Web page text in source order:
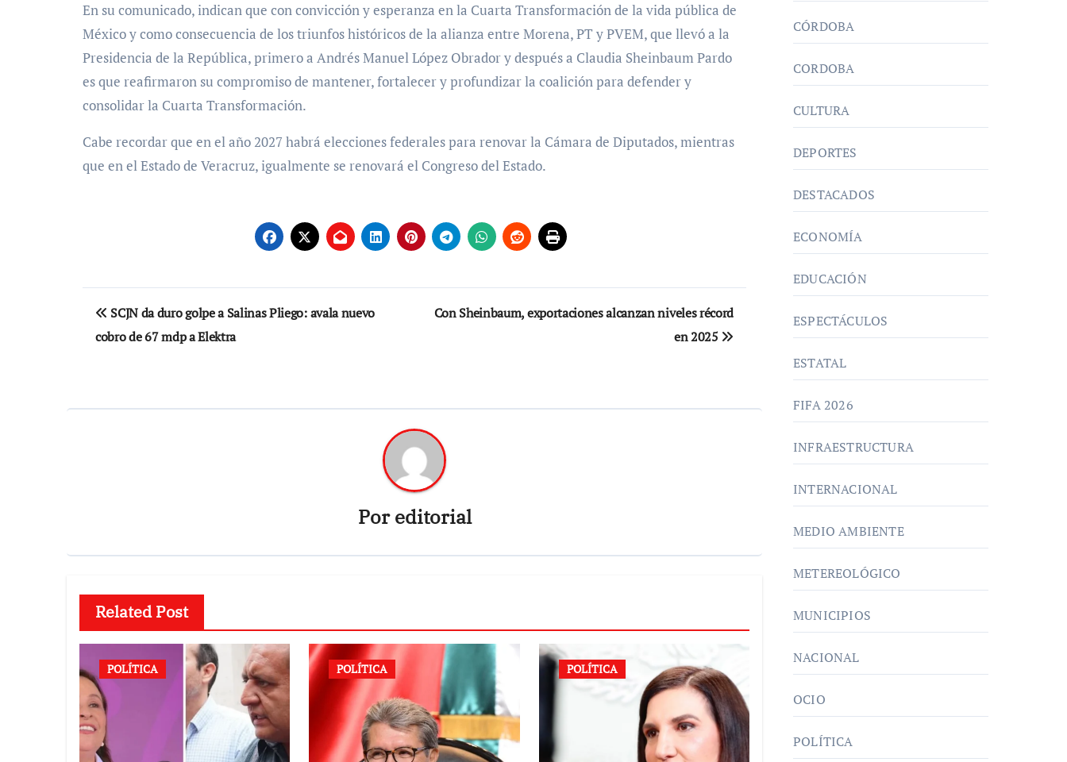
En su comunicado, indican que con convicción y esperanza en la Cuarta Transformación de la vida pública de
México y como consecuencia de los triunfos históricos de la alianza entre Morena, PT y PVEM, que llevó a la
Presidencia de la República, primero a Andrés Manuel López Obrador y después a Claudia Sheinbaum Pardo
es que reafirmaron su compromiso de mantener, fortalecer y profundizar la coalición para defender y
consolidar la Cuarta Transformación.
Cabe recordar que en el año 2027 habrá elecciones federales para renovar la Cámara de Diputados, mientras
que en el Estado de Veracruz, igualmente se renovará el Congreso del Estado.
Navegación
de
SCJN da duro golpe a Salinas Pliego: avala nuevo
cobro de 67 mdp a Elektra
Con Sheinbaum, exportaciones alcanzan niveles récord
en 2025
Poreditorial
Related Post
POLÍTICA POLÍTICA POLÍTICA
CÓRDOBA
CORDOBA
CULTURA
DEPORTES
DESTACADOS
ECONOMÍA
EDUCACIÓN
ESPECTÁCULOS
ESTATAL
FIFA 2026
INFRAESTRUCTURA
INTERNACIONAL
MEDIO AMBIENTE
METEREOLÓGICO
MUNICIPIOS
NACIONAL
OCIO
POLÍTICA